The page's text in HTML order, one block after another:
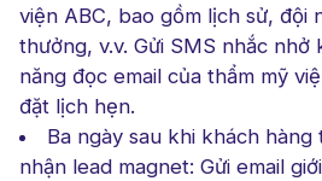
viện ABC, bao gồm lịch sử, đội
thưởng, v.v. Gửi SMS nhắc nhở
năng đọc email của thẩm mỹ
đặt lịch hẹn.
Ba ngày sau khi khách
nhận lead magnet: Gửi email